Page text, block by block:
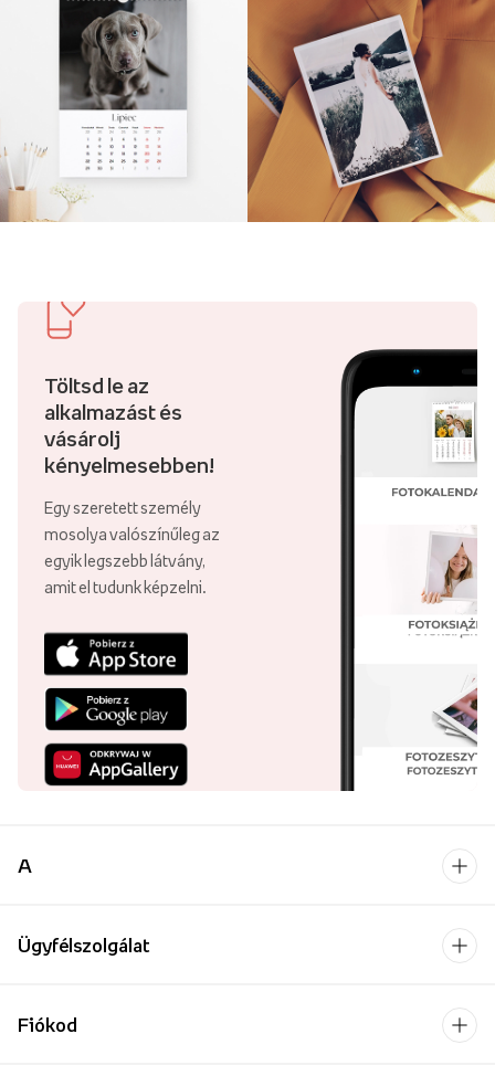
Töltsd le az
alkalmazást és
vásárolj
kényelmesebben!
Egy szeretett személy
mosolya valószínűleg az
egyik legszebb látvány,
amit el tudunk képzelni.
A
Ügyfélszolgálat
Fiókod